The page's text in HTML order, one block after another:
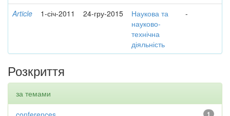
Article 1-січ-2011 24-гру-2015
Наукова та
науково-
технічна
діяльність
-
Розкриття
за темами
1